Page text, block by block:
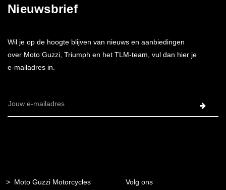
Nieuwsbrief
Wil je op de hoogte blijven van nieuws en aanbiedingen
over Moto Guzzi, Triumph en het TLM-team, vul dan hier je
e-mailadres in.
E-
Moto Guzzi Motorcycles
Volg ons